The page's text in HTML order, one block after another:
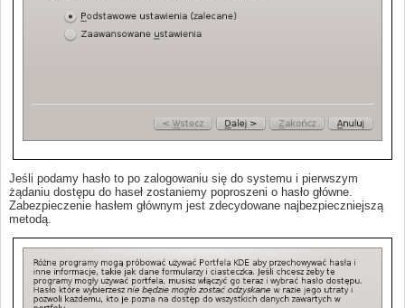
Jeśli podamy hasło to po zalogowaniu się do systemu i pierwszym
żądaniu dostępu do haseł zostaniemy poproszeni o hasło główne.
Zabezpieczenie hasłem głównym jest zdecydowane najbezpieczniejszą
metodą.